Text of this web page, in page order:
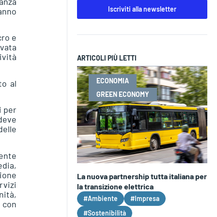
e
al
per
Iscriviti alla newsletter
ARTICOLI PIÙ LETTI
ECONOMIA
GREEN ECONOMY
La nuova partnership tutta italiana per
la transizione elettrica
#Ambiente
#Impresa
#Sostenibilità